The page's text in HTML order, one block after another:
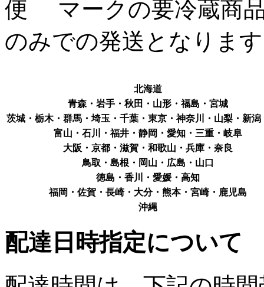
マークの要冷蔵商
のみでの発送となりま
北海道
青森・岩手・秋田・山形・福島・宮城
茨城・栃木・群馬・埼玉・千葉・東京・神奈川・山梨・新潟
富山・石川・福井・静岡・愛知・三重・岐阜
大阪・京都・滋賀・和歌山・兵庫・奈良
鳥取・島根・岡山・広島・山口
徳島・香川・愛媛・高知
福岡・佐賀・長崎・大分・熊本・宮崎・鹿児島
沖縄
配達日時指定について